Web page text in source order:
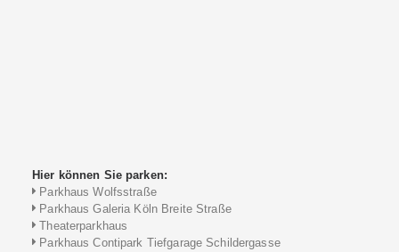
Hier können Sie parken:
Parkhaus Wolfsstraße
Parkhaus Galeria Köln Breite Straße
Theaterparkhaus
Parkhaus Contipark Tiefgarage Schildergasse